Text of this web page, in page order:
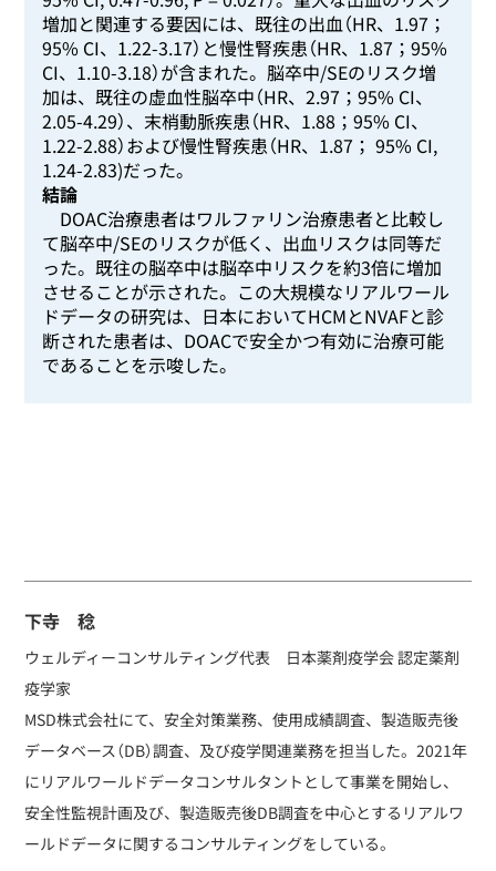
増加と関連する要因には、既往の出血（HR、1.97；
95% CI、1.22-3.17）と慢性腎疾患（HR、1.87；95%
CI、1.10-3.18）が含まれた。脳卒中/SEのリスク増
加は、既往の虚血性脳卒中（HR、2.97；95% CI、
2.05-4.29）、末梢動脈疾患（HR、1.88；95% CI、
1.22-2.88）および慢性腎疾患（HR、1.87； 95% CI,
1.24-2.83)だった。
結論
DOAC治療患者はワルファリン治療患者と比較し
て脳卒中/SEのリスクが低く、出血リスクは同等だ
った。既往の脳卒中は脳卒中リスクを約3倍に増加
させることが示された。この大規模なリアルワール
ドデータの研究は、日本においてHCMとNVAFと診
断された患者は、DOACで安全かつ有効に治療可能
であることを示唆した。
下寺 稔
ウェルディーコンサルティング代表 日本薬剤疫学会 認定薬剤
疫学家
MSD株式会社にて、安全対策業務、使用成績調査、製造販売後
データベース（DB）調査、及び疫学関連業務を担当した。2021年
にリアルワールドデータコンサルタントとして事業を開始し、
安全性監視計画及び、製造販売後DB調査を中心とするリアルワ
ールドデータに関するコンサルティングをしている。